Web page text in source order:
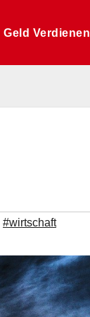
Geld Verdienen
#wirtschaft